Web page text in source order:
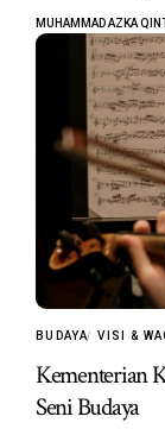
MUHAMMAD AZKA
BUDAYA VISI &
Kementerian
Seni Budaya